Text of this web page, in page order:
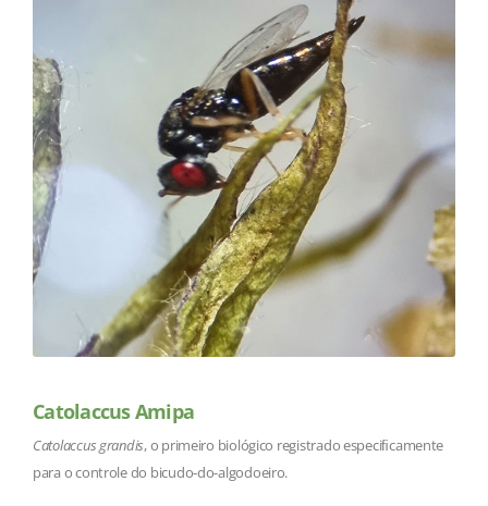
Catolaccus Amipa
Catolaccus grandis, o primeiro biológico registrado especiﬁcamente
para o controle do bicudo-do-algodoeiro.